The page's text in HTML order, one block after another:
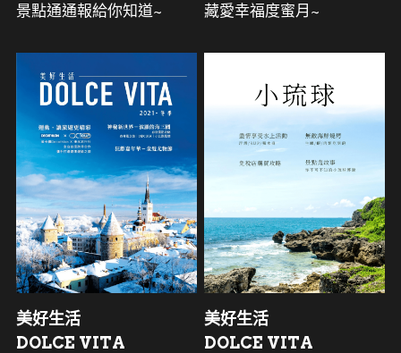
景點通通報給你知道~
藏愛幸福度蜜月~
美好生活
DOLCE VITA
美好生活
DOLCE VITA